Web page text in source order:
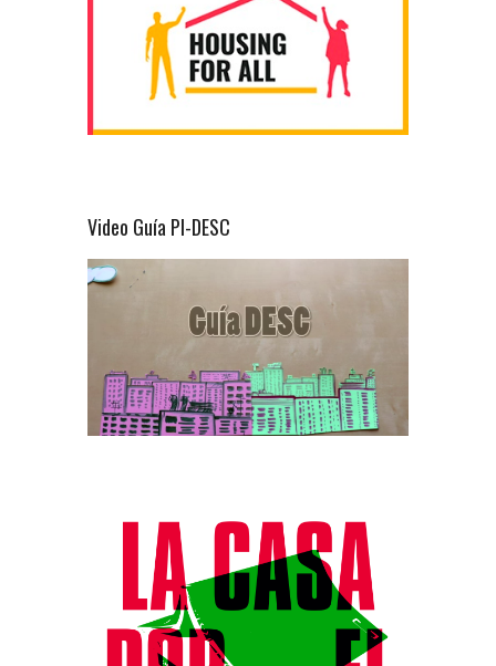
Video Guía PI-DESC